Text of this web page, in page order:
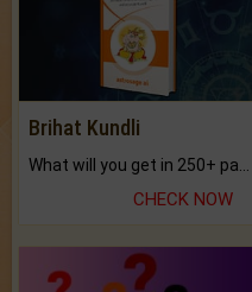
Brihat Kundli
CHECK NOW